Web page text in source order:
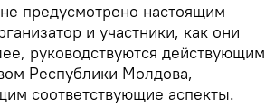
предусмотрено настоящим
и участники, как они
руководствуются действующим
Республики Молдова,
соответствующие аспекты.